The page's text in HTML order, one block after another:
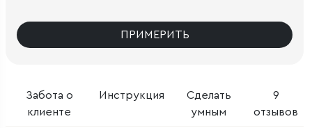
Забота о
клиенте
Инструкция
Сделать
умным
9
отзывов
ПРИМЕРИТЬ